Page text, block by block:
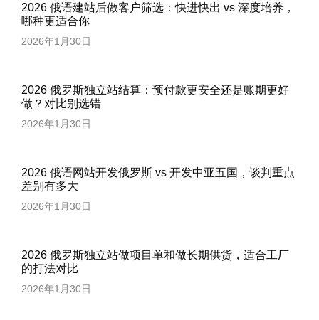
2026 俄语建站后做客户筛选：快进快出 vs 深度培养，
哪种更适合你
2026年1月30日
2026 俄罗斯独立站结算：预付款更安全还是账期更好
做？对比别选错
2026年1月30日
2026 俄语网站开发俄罗斯 vs 开发中亚五国，谈判重点
差别有多大
2026年1月30日
2026 俄罗斯独立站做项目单和做长期供货，适合工厂
的打法对比
2026年1月30日